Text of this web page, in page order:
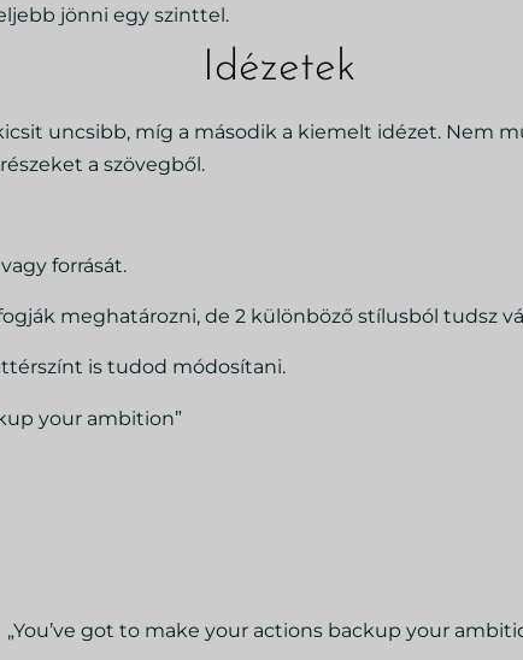
jönni egy szinttel.
Idézetek
uncsibb, míg a második a kiemelt idézet. Nem
a szövegből.
forrását.
meghatározni, de 2 különböző stílusból tudsz
is tudod módosítani.
your ambition”
„You’ve got to make your actions backup your